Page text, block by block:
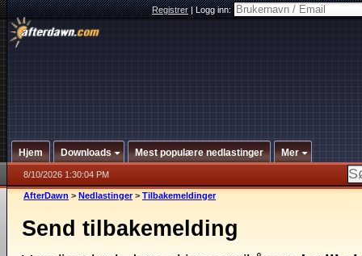
Registrer|Logg inn:
Hjem Downloads Mest populære nedlastinger Mer
8/10/2026 1:30:04 PM
AfterDawn > Nedlastinger > Tilbakemeldinger
Send tilbakemelding